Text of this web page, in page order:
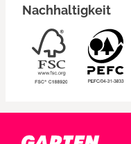
Nachhaltigkeit